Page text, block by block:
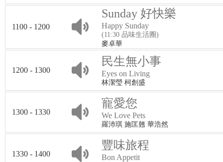
1100 - 1200
Sunday 好快樂
Happy Sunday
(11:30 品味生活圈)
麥卓華
1200 - 1300
民生無小事
Eyes on Living
林潔瑩 柯創盛
1300 - 1330
寵愛您
We Love Pets
羅沛琪 施匡翹 華浩然
1330 - 1400
豐味旅程
Bon Appetit